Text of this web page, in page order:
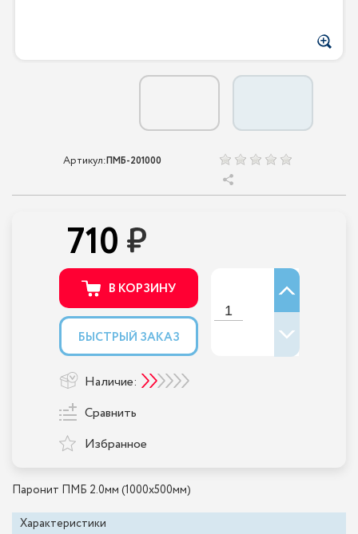
Артикул:ПМБ-201000
Паронит ПМБ 2.0мм (1000х500мм)
Характеристики
710
В КОРЗИНУ
БЫСТРЫЙ ЗАКАЗ
Наличие:
Сравнить
Избранное